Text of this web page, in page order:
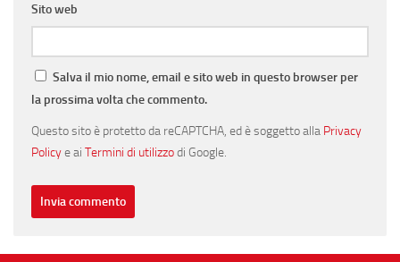
Sito web
Salva il mio nome, email e sito web in questo browser per
la prossima volta che commento.
Questo sito è protetto da reCAPTCHA, ed è soggetto alla Privacy
Policye ai Termini di utilizzodi Google.